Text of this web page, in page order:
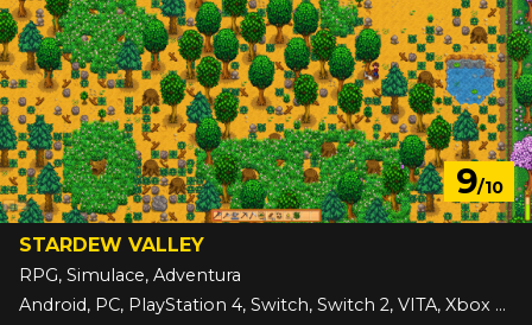
9/10
STARDEW VALLEY
RPG, Simulace, Adventura
Android, PC, PlayStation 4, Switch, Switch 2, VITA, Xbox One, iOS